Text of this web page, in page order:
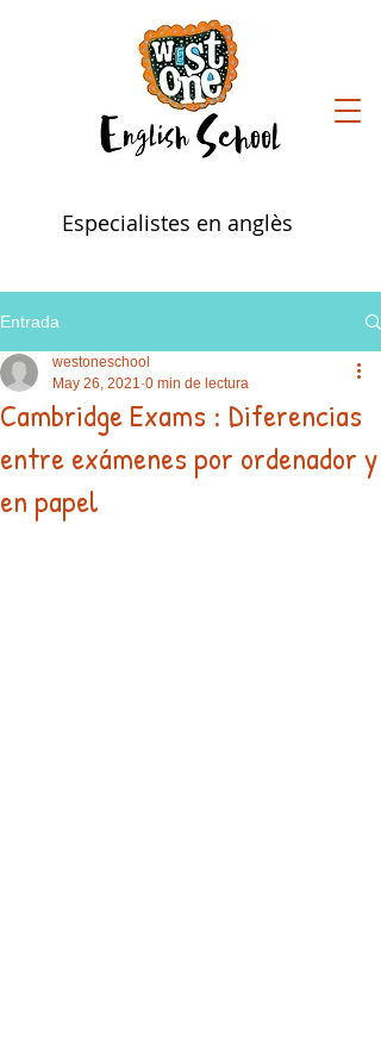
Especialistes en anglès
Entrada
Cambridge Exams : Diferencias
entre exámenes por ordenador y
en papel
westoneschool
May 26, 2021 0 min de lectura